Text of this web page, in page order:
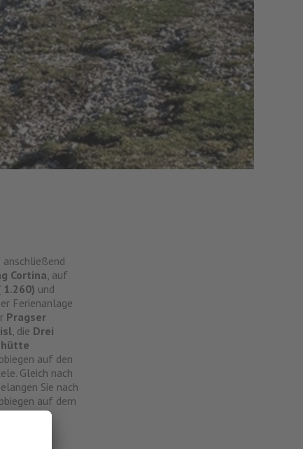
anschließend
Cortina , auf
1.260) und
Ferienanlage
Pragser
, die Drei
auf den
Gleich nach
Sie nach
auf dem
Hotel